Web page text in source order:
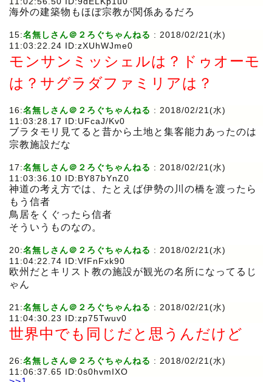
海外の建築物もほぼ宗教が関係あるだろ
15:名無しさん＠２ろぐちゃんねる : 2018/02/21(水)
11:03:22.24 ID:zXUhWJme0
モンサンミッシェルは？ドゥオーモ
は？サグラダファミリアは？
16:名無しさん＠２ろぐちゃんねる : 2018/02/21(水)
11:03:28.17 ID:UFcaJ/Kv0
ブラタモリ見てると昔から土地と集客能力あったのは
宗教施設だな
17:名無しさん＠２ろぐちゃんねる : 2018/02/21(水)
11:03:36.10 ID:BY87bYnZ0
神道の考え方では、たとえば伊勢の川の橋を渡ったら
もう信者
鳥居をくぐったら信者
そういうものなの。
20:名無しさん＠２ろぐちゃんねる : 2018/02/21(水)
11:04:22.74 ID:VfFnFxk90
欧州だとキリスト教の施設が観光の名所になってるじ
ゃん
21:名無しさん＠２ろぐちゃんねる : 2018/02/21(水)
11:04:30.23 ID:zp75Twuv0
世界中でも同じだと思うんだけど
26:名無しさん＠２ろぐちゃんねる : 2018/02/21(水)
11:06:37.65 ID:0s0hvmIXO